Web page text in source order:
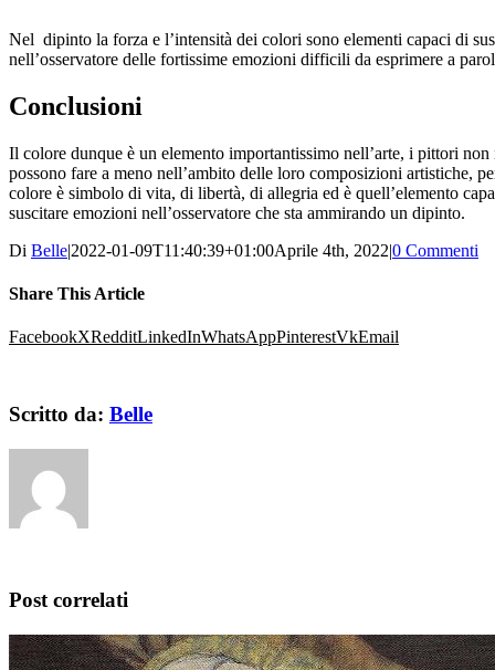
Nel dipinto la forza e l’intensità dei colori sono elementi capaci di
nell’osservatore delle fortissime emozioni difficili da esprimere a
Conclusioni
Il colore dunque è un elemento importantissimo nell’arte, i pittori non
possono fare a meno nell’ambito delle loro composizioni artistiche,
colore è simbolo di vita, di libertà, di allegria ed è quell’elemento
suscitare emozioni nell’osservatore che sta ammirando un dipinto.
Di Belle|2022-01-09T11:40:39+01:00Aprile 4th, 2022|0 Commenti
Share This Article
FacebookXRedditLinkedInWhatsAppPinterestVkEmail
Scritto da: Belle
Post correlati